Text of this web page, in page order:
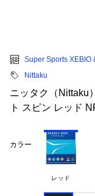
Super Sports XEBIO
Nittaku
ニッタク（Nittaku
ト スピン レッド
カラー
レッド